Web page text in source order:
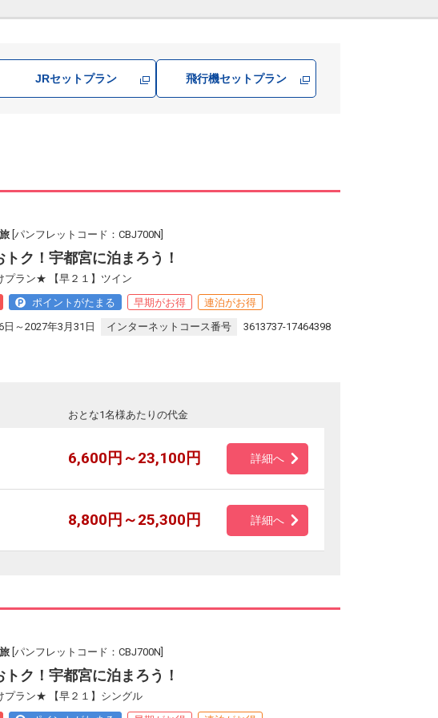
JRセットプラン 飛行機セットプラン
[パンフレットコード：CBJ700N]
ク！宇都宮に泊まろう！
プラン★ 【早２１】ツイン
ポイントがたまる 早期がお得
連泊がお得
日～2027年3月31日 インターネットコース番号 3613737-17464398
おとな1名様あたりの代金
6,600円～23,100円 詳細へ
8,800円～25,300円 詳細へ
[パンフレットコード：CBJ700N]
ク！宇都宮に泊まろう！
プラン★ 【早２１】シングル